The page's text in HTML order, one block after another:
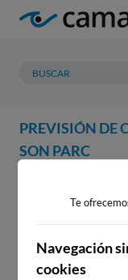
PREVISIÓN DE
SON PARC
PARC
Te
Navegación
cookies